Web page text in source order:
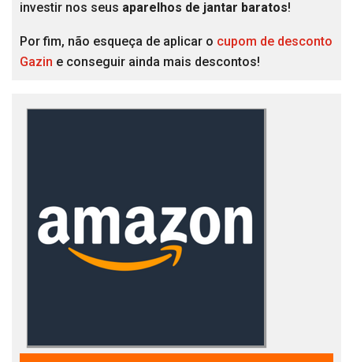
investir nos seus aparelhos de jantar baratos!
Por fim, não esqueça de aplicar o cupom de desconto
Gazin e conseguir ainda mais descontos!